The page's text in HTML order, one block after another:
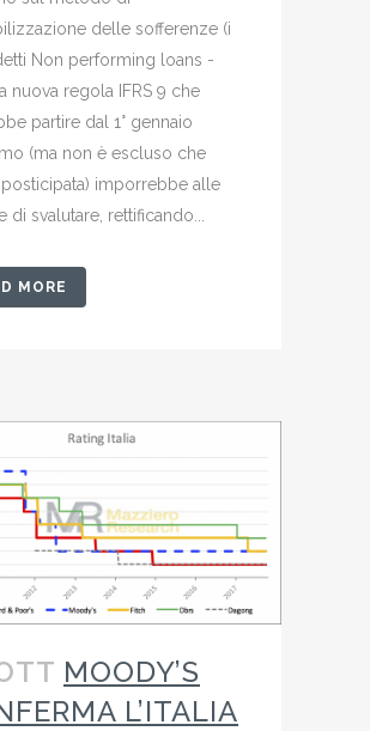
delle sofferenze (i
Non performing loans -
nuova regola IFRS 9 che
partire dal 1° gennaio
(ma non è escluso che
imporrebbe alle
di svalutare, rettificando...
MORE
MOODY’S
L’ITALIA